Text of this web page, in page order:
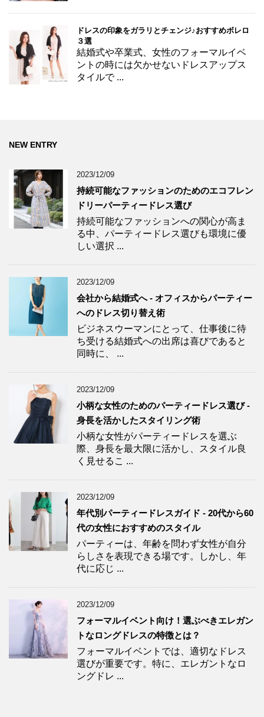
ドレスの印象をガラリとチェンジ♪おすすめボレロ
３選
結婚式や卒業式、女性のフォーマルイベ
ントの時には欠かせないドレスアップス
タイルで ...
NEW ENTRY
2023/12/09
持続可能なファッションのためのエコフレン
ドリーパーティードレス選び
持続可能なファッションへの関心が高ま
る中、パーティードレス選びも環境に優
しい選択 ...
2023/12/09
会社から結婚式へ - オフィスからパーティー
へのドレス切り替え術
ビジネスウーマンにとって、仕事後に待
ち受ける結婚式への出席は喜びであると
同時に、 ...
2023/12/09
小柄な女性のためのパーティードレス選び -
身長を活かしたスタイリング術
小柄な女性がパーティードレスを選ぶ
際、身長を最大限に活かし、スタイル良
く見せるこ ...
2023/12/09
年代別パーティードレスガイド - 20代から60
代の女性におすすめのスタイル
パーティーは、年齢を問わず女性が自分
らしさを表現できる場です。しかし、年
代に応じ ...
2023/12/09
フォーマルイベント向け！選ぶべきエレガン
トなロングドレスの特徴とは？
フォーマルイベントでは、適切なドレス
選びが重要です。特に、エレガントなロ
ングドレ ...